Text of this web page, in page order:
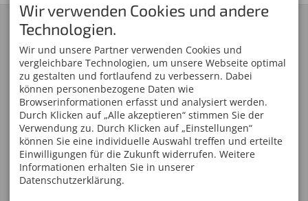
KONTAKT
Skiclub 1906 Oberstdorf
e.V.
Am Faltenbach 27
87561 Oberstdorf
DEUTSCHLAND
Tel.+49 8322 809 01 00
Fax +49 8322 809 01 01
info@skiclub-oberstdorf.de
SERVICE
Newsletter-Anmeldung
Mitglied werden
Oberstdorf Team
Partner/Sponsoren
Anfahrt
WELTCUPS IM ALLGÄU
Vierschanzentournee
FIS Weltcup Skifliegen
FIS Ski Weltcup
Ofterschwang
FIS Tour de Ski Oberstdorf
ÖFFNUNGSZEITEN
Mo - Fr
08:00-17:00
Sa, So
geschlossen
Wir verwenden Cookies und andere
Technologien.
Wir und unsere Partner verwenden Cookies und
vergleichbare Technologien, um unsere Webseite optimal
zu gestalten und fortlaufend zu verbessern. Dabei
können personenbezogene Daten wie
Browserinformationen erfasst und analysiert werden.
Durch Klicken auf „Alle akzeptieren“ stimmen Sie der
Verwendung zu. Durch Klicken auf „Einstellungen“
können Sie eine individuelle Auswahl treffen und erteilte
Einwilligungen für die Zukunft widerrufen. Weitere
Informationen erhalten Sie in unserer
Datenschutzerklärung.